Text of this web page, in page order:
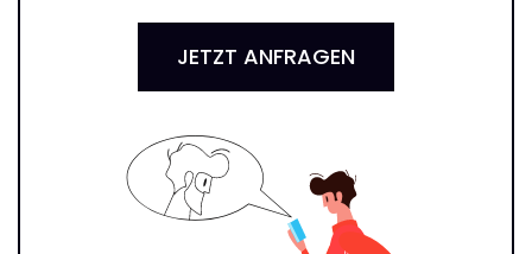
JETZT ANFRAGEN